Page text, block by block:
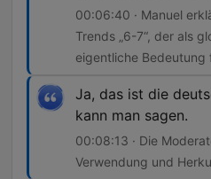
00:06:40 · Manuel
Trends „6-7“, der als
eigentliche Bedeutung
Ja, das ist die
kann man sagen.
00:08:13 · Die
Verwendung und